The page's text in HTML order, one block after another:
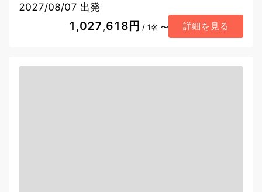
2027/08/07 出発
1,027,618円 / 1名 〜 詳細を見る